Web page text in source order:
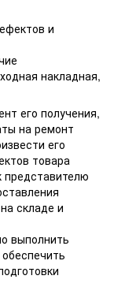
и
накладная,
его получения,
на ремонт
его
товара
представителю
складе и
выполнить